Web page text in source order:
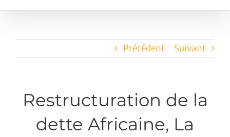
Précédent Suivant
Restructuration de la
dette Africaine, La